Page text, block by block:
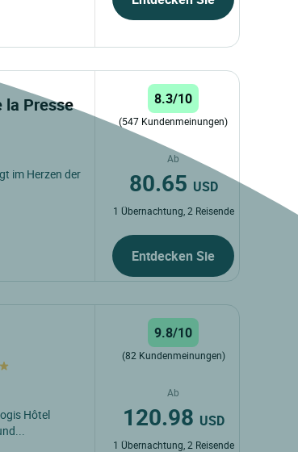
la Presse
im Herzen der
8.3/10
(547 Kundenmeinungen)
Ab
80.65 USD
1 Übernachtung, 2 Reisende
Entdecken Sie
Hôtel
9.8/10
(82 Kundenmeinungen)
Ab
120.98 USD
1 Übernachtung, 2 Reisende